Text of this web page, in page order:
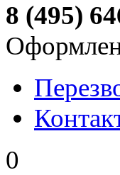
8 (495)
0